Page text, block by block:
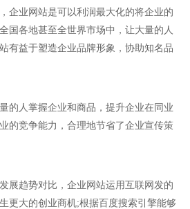
企业网站是可以利润最大化的将企业的
国各地甚至全世界市场中，让大量的人
有益于塑造企业品牌形象，协助知名品
的人掌握企业和商品，提升企业在同业
的竞争能力，合理地节省了企业宣传策
展趋势对比，企业网站运用互联网发的
更大的创业商机;根据百度搜索引擎能够